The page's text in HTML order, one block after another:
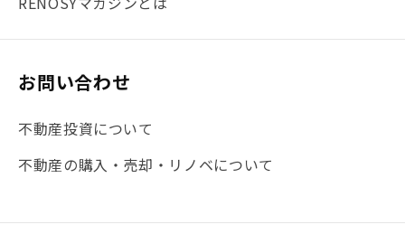
お問い合わせ
不動産投資について
不動産の購入・売却・リノベについて